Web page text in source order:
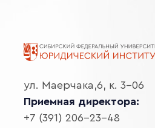
ул. Маерчака,6, к. 3-06
Приемная директора:
+7 (391) 206-23-48